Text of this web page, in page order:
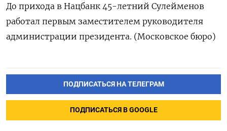
До прихода в Нацбанк 45-летний Сулейменов
работал первым заместителем руководителя
администрации президента. (Московское бюро)
ПОДПИСАТЬСЯ НА ТЕЛЕГРАМ
ПОДПИСАТЬСЯ В GOOGLE